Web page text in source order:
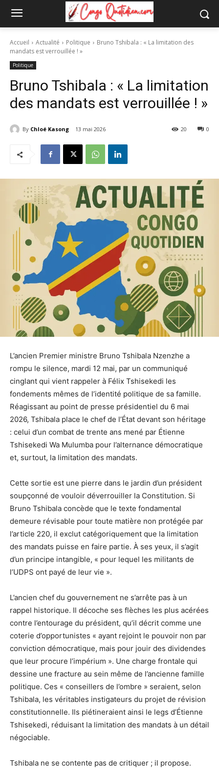
Accueil Actualité Politique
Bruno Tshibala : « La limitation des
mandats est verrouillée ! »
Politique
Bruno Tshibala : « La limitation
des mandats est verrouillée ! »
By Chloé Kasong 13 mai 2026 0
20
L’ancien Premier ministre Bruno Tshibala Nzenzhe a
rompu le silence, mardi 12 mai, par un communiqué
cinglant qui vient rappeler à Félix Tshisekedi les
fondements mêmes de l’identité politique de sa famille.
Réagissant au point de presse présidentiel du 6 mai
2026, Tshibala place le chef de l’État devant son héritage
: celui d’un combat de trente ans mené par Étienne
Tshisekedi Wa Mulumba pour l’alternance démocratique
et, surtout, la limitation des mandats.
Cette sortie est une pierre dans le jardin d’un président
soupçonné de vouloir déverrouiller la Constitution. Si
Bruno Tshibala concède que le texte fondamental
demeure révisable pour toute matière non protégée par
l’article 220, il exclut catégoriquement que la limitation
des mandats puisse en faire partie. À ses yeux, il s’agit
d’un principe intangible, « pour lequel les militants de
l’UDPS ont payé de leur vie ».
L’ancien chef du gouvernement ne s’arrête pas à un
rappel historique. Il décoche ses flèches les plus acérées
contre l’entourage du président, qu’il décrit comme une
coterie d’opportunistes « ayant rejoint le pouvoir non par
conviction démocratique, mais pour jouir des dividendes
que leur procure l’impérium ». Une charge frontale qui
dessine une fracture au sein même de l’ancienne famille
politique. Ces « conseillers de l’ombre » seraient, selon
Tshibala, les véritables instigateurs du projet de révision
constitutionnelle. Ils piétineraient ainsi le legs d’Étienne
Tshisekedi, réduisant la limitation des mandats à un détail
négociable.
Tshibala ne se contente pas de critiquer ; il propose.